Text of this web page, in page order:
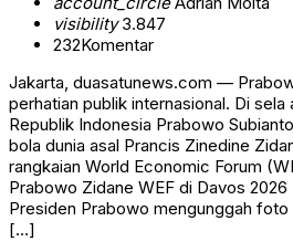
visibility3.847
232Komentar
Jakarta, duasatunews.com —
perhatian publik internasional. Di
Republik Indonesia Prabowo
bola dunia asal Prancis Zinedine
rangkaian World Economic Forum
Prabowo Zidane WEF di Davos 2026
Presiden Prabowo mengunggah foto
[…]